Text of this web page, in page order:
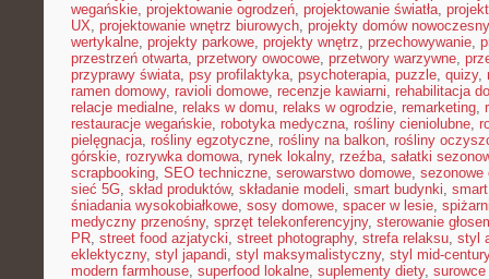
wegańskie, projektowanie ogrodzeń, projektowanie światła,
UX, projektowanie wnętrz biurowych, projekty domów
wertykalne, projekty parkowe, projekty wnętrz, przechowywanie,
przestrzeń otwarta, przetwory owocowe, przetwory warzywne,
przyprawy świata, psy profilaktyka, psychoterapia, puzzle, quizy,
ramen domowy, ravioli domowe, recenzje kawiarni, rehabilitacja
relacje medialne, relaks w domu, relaks w ogrodzie, remarketing,
restauracje wegańskie, robotyka medyczna, rośliny cieniolubne,
pielęgnacja, rośliny egzotyczne, rośliny na balkon, rośliny
górskie, rozrywka domowa, rynek lokalny, rzeźba, sałatki
scrapbooking, SEO techniczne, serowarstwo domowe, sezonowe
sieć 5G, skład produktów, składanie modeli, smart budynki,
śniadania wysokobiałkowe, sosy domowe, spacer w lesie,
medyczny przenośny, sprzęt telekonferencyjny, sterowanie
PR, street food azjatycki, street photography, strefa relaksu, styl
eklektyczny, styl japandi, styl maksymalistyczny, styl mid-century
modern farmhouse, superfood lokalne, suplementy diety,